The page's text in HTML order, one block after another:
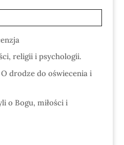
religii i psychologii.
drodze do oświecenia i
o Bogu, miłości i